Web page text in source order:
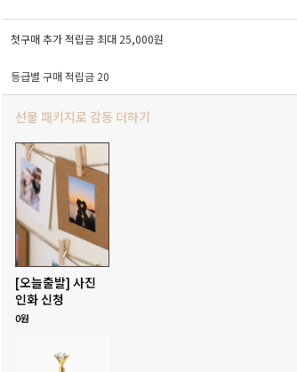
첫구매 추가 적립금 최대 25,000원
등급별 구매 적립금 20
선물 패키지로 감동 더하기
[오늘출발] 사진
인화 신청
0원